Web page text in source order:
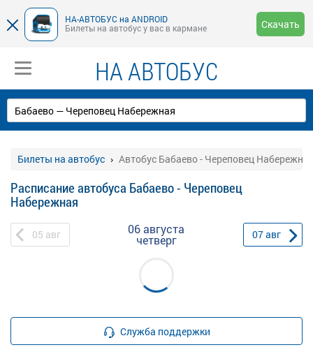
НА-АВТОБУС на ANDROID
Билеты на автобус у вас в кармане
Скачать
НА АВТОБУС
Билеты на автобус Автобус Бабаево - Череповец
Расписание автобуса Бабаево - Череповец
Набережная
05 авг 06 августа
четверг 07авг
Служба поддержки